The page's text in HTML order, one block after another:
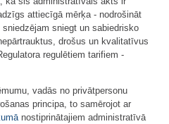
attiecīgā mērķa - nodrošināt
sniegt un sabiedrisko
drošus un kvalitatīvus
regulētiem tarifiem -
vadās no privātpersonu
principa, to samērojot ar
nostiprinātajiem administratīvā